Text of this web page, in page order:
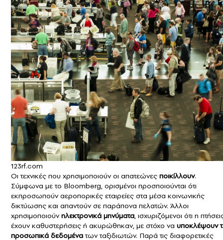
123rf.com
Οι τεχνικές που χρησιμοποιούν οι απατεώνες ποικίλλουν.
Σύμφωνα με το Bloomberg, ορισμένοι προσποιούνται ότι
εκπροσωπούναεροπορικές εταιρείες στα μέσα κοινωνικής
δικτύωσης και απαντούν σε παράπονα πελατών. Άλλοι
χρησιμοποιούνηλεκτρονικά μηνύματα, ισχυριζόμενοι ότι η
έχουν καθυστερήσεις ή ακυρώθηκαν, με στόχο να υποκλέψουν
προσωπικά δεδομένατων ταξιδιωτών. Παρά τις διαφορετικές